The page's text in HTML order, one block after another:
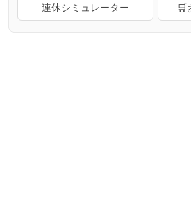
連休シミュレーター 🛒